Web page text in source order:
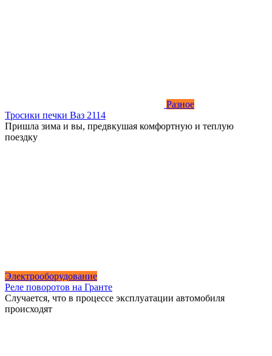
Разное
Тросики печки Ваз 2114
Пришла зима и вы, предвкушая комфортную и теплую
поездку
Электрооборудование
Реле поворотов на Гранте
Случается, что в процессе эксплуатации автомобиля
происходят